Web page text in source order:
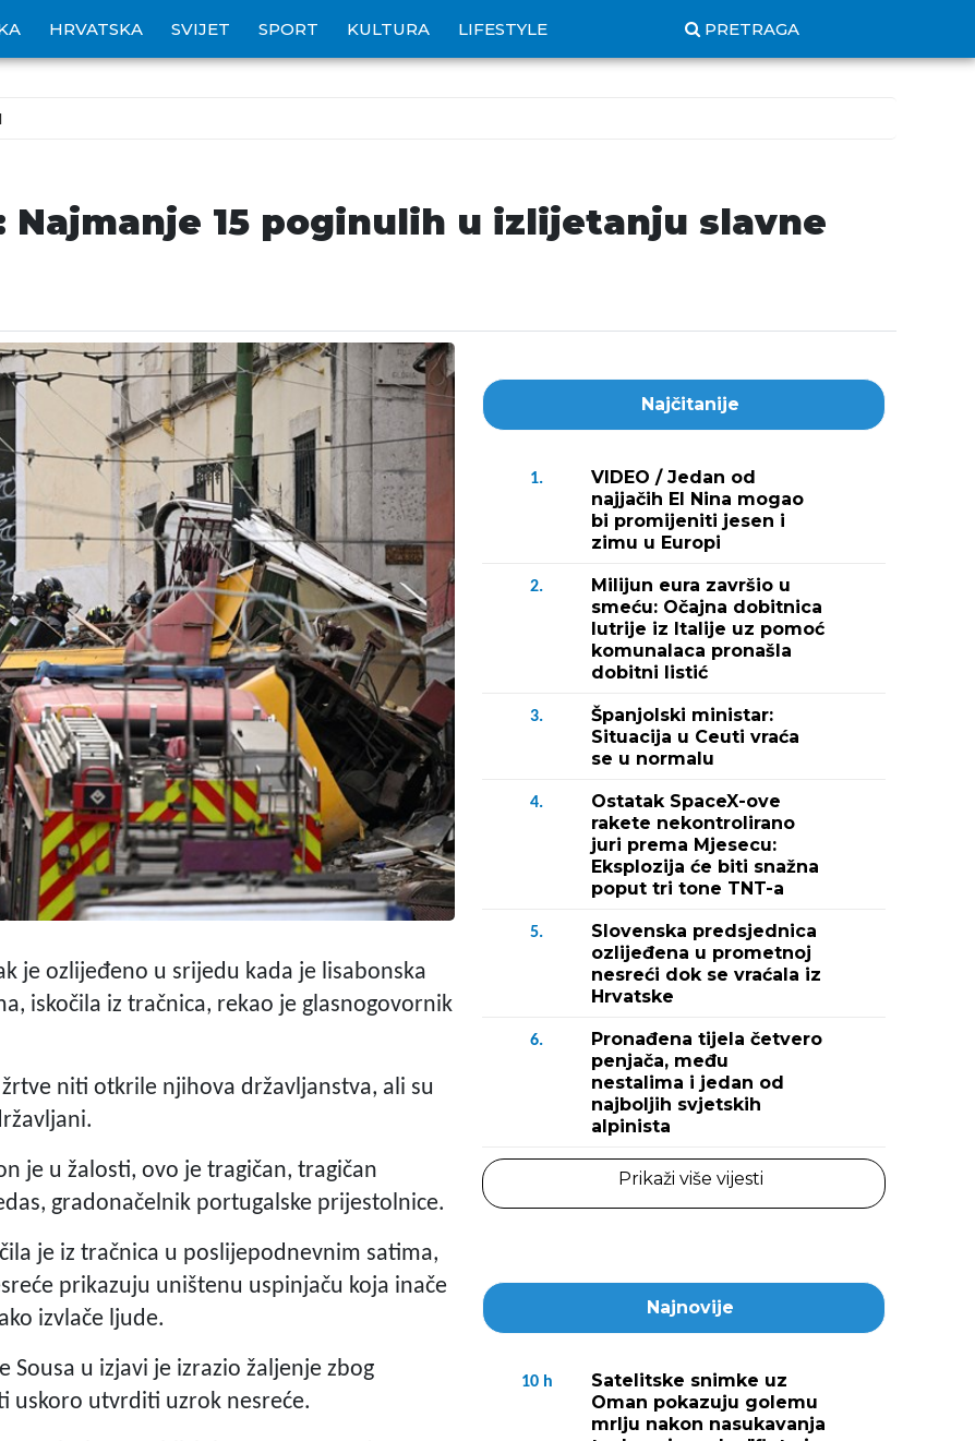
HRVATSKA SVIJET SPORT KULTURA LIFESTYLE PRETRAGA
Najmanje 15 poginulih u izlijetanju slavne
je ozlijeđeno u srijedu kada je lisabonska
iskočila iz tračnica, rekao je glasnogovornik
niti otkrile njihova državljanstva, ali su
je u žalosti, ovo je tragičan, tragičan
gradonačelnik portugalske prijestolnice.
je iz tračnica u poslijepodnevnim satima,
prikazuju uništenu uspinjaču koja inače
izvlače ljude.
u izjavi je izrazio žaljenje zbog
uskoro utvrditi uzrok nesreće.
Najčitanije
1.
VIDEO / Jedan od
najjačih El Nina mogao
bi promijeniti jesen i
zimu u Europi
2.
Milijun eura završio u
smeću: Očajna dobitnica
lutrije iz Italije uz pomoć
komunalaca pronašla
dobitni listić
3.
Španjolski ministar:
Situacija u Ceuti vraća
se u normalu
4.
Ostatak SpaceX-ove
rakete nekontrolirano
juri prema Mjesecu:
Eksplozija će biti snažna
poput tri tone TNT-a
5.
Slovenska predsjednica
ozlijeđena u prometnoj
nesreći dok se vraćala iz
Hrvatske
6.
Pronađena tijela četvero
penjača, među
nestalima i jedan od
najboljih svjetskih
alpinista
Prikaži više vijesti
Najnovije
10 h
Satelitske snimke uz
Oman pokazuju golemu
mrlju nakon nasukavanja